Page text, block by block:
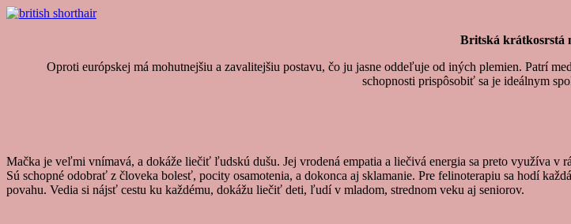
Britská krátkosrstá
Oproti európskej má mohutnejšiu a zavalitejšiu postavu, čo ju jasne oddeľuje od iných plemien. Patrí
schopnosti prispôsobiť sa je ideálnym
Mačka je veľmi vnímavá, a dokáže liečiť ľudskú dušu. Jej vrodená empatia a liečivá energia sa preto využíva v
Sú schopné odobrať z človeka bolesť, pocity osamotenia, a dokonca aj sklamanie. Pre felinoterapiu sa hodí
povahu. Vedia si nájsť cestu ku každému, dokážu liečiť deti, ľudí v mladom, strednom veku aj seniorov.